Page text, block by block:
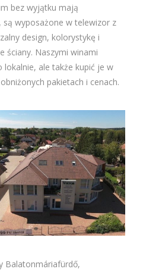
bez wyjątku mają
wyposażone w telewizor z
design, kolorystykę i
ściany. Naszymi winami
lokalnie, ale także kupić je w
pakietach i cenach.
Balatonmáriafürdő,